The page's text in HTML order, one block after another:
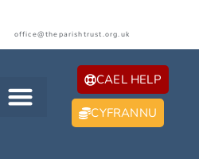
office@theparishtrust.org.uk
CAEL HELP
CYFRANNU